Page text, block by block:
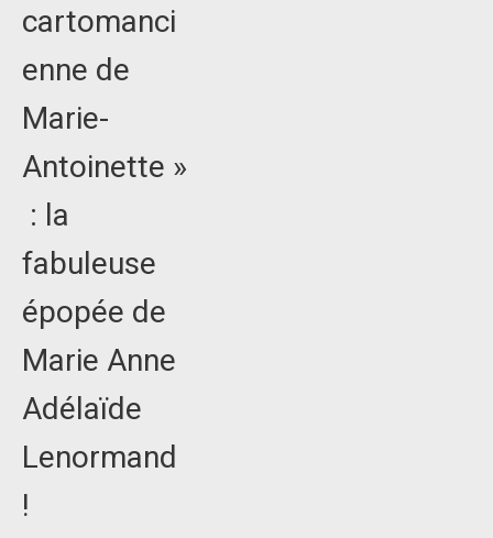
cartomanci
enne de
Marie-
Antoinette »
: la
fabuleuse
épopée de
Marie Anne
Adélaïde
Lenormand
!